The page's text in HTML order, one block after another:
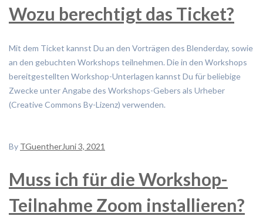
Wozu berechtigt das Ticket?
Mit dem Ticket kannst Du an den Vorträgen des Blenderday, sowie
an den gebuchten Workshops teilnehmen. Die in den Workshops
bereitgestellten Workshop-Unterlagen kannst Du für beliebige
Zwecke unter Angabe des Workshops-Gebers als Urheber
(Creative Commons By-Lizenz) verwenden.
By TGuentherJuni 3, 2021
Muss ich für die Workshop-
Teilnahme Zoom installieren?